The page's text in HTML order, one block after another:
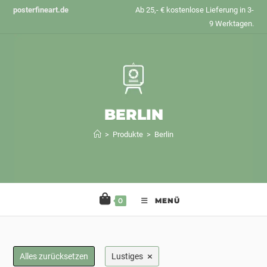
Zumposterfineart.de
Ab 25,- € kostenlose Lieferung in 3-
9 Werktagen.
BERLIN
> Produkte > Berlin
0 MENÜ
Alles zurücksetzen Lustiges ×